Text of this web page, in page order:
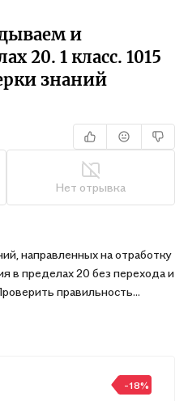
и
20. 1 класс. 1015
знаний
Нет отрывка
направленных на отработку
в пределах 20 без перехода и
правильность
учебной программе
-18%